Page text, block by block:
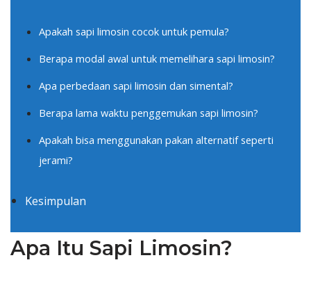
Apakah sapi limosin cocok untuk pemula?
Berapa modal awal untuk memelihara sapi limosin?
Apa perbedaan sapi limosin dan simental?
Berapa lama waktu penggemukan sapi limosin?
Apakah bisa menggunakan pakan alternatif seperti
jerami?
Kesimpulan
Apa Itu Sapi Limosin?